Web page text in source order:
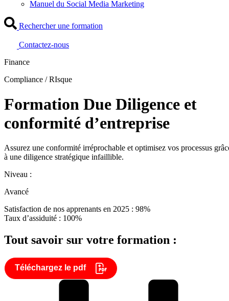
Manuel du Social Media Marketing
Rechercher une formation
Contactez-nous
Finance
Compliance / RIsque
Formation Due Diligence et
conformité d’entreprise
Assurez une conformité irréprochable et optimisez vos processus
à une diligence stratégique infaillible.
Niveau :
Avancé
Satisfaction de nos apprenants en 2025 : 98%
Taux d’assiduité : 100%
Tout savoir sur votre formation :
Téléchargez le pdf